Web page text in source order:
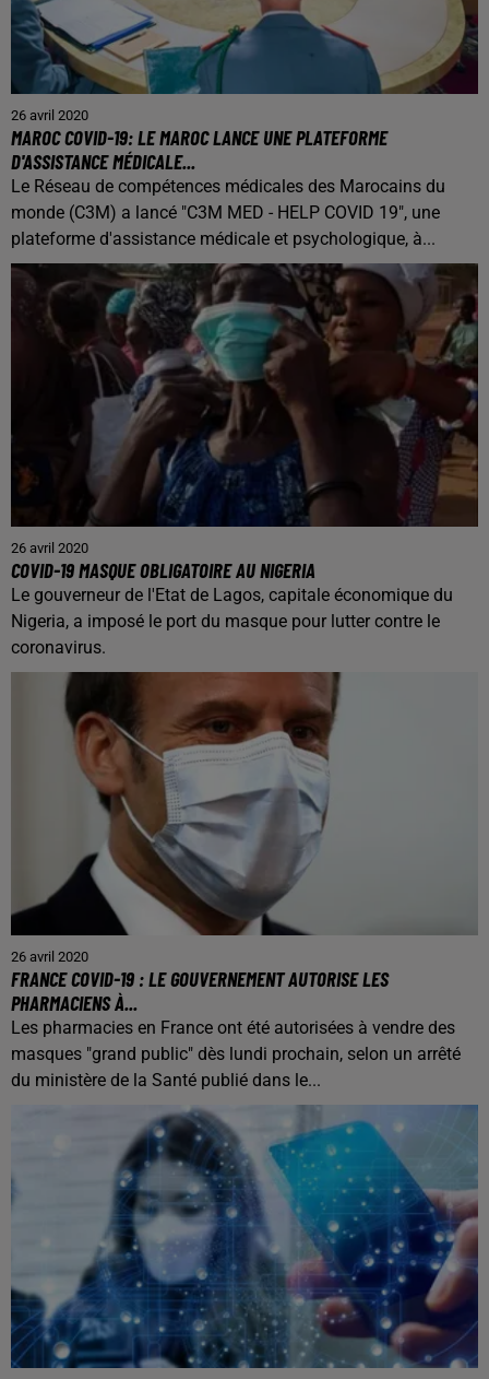
26 avril 2020
MAROC COVID-19: LE MAROC LANCE UNE PLATEFORME
D'ASSISTANCE MÉDICALE...
Le Réseau de compétences médicales des Marocains du
monde (C3M) a lancé "C3M MED - HELP COVID 19", une
plateforme d'assistance médicale et psychologique, à...
26 avril 2020
COVID-19 MASQUE OBLIGATOIRE AU NIGERIA
Le gouverneur de l'Etat de Lagos, capitale économique du
Nigeria, a imposé le port du masque pour lutter contre le
coronavirus.
26 avril 2020
FRANCE COVID-19 : LE GOUVERNEMENT AUTORISE LES
PHARMACIENS À...
Les pharmacies en France ont été autorisées à vendre des
masques "grand public" dès lundi prochain, selon un arrêté
du ministère de la Santé publié dans le...